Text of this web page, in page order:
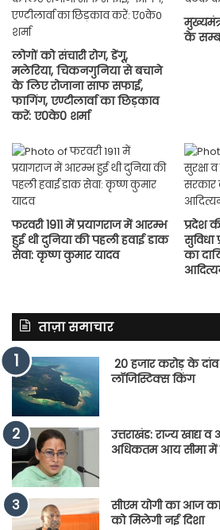
लोगों को संचारी रोग, डेंगू,
मलेरिया, चिकनगुनिया से बचाने
के लिए रोजाना साफ सफाई,
फागिंग, एण्टीलार्वा का छिड़काव
करें: ए0के0 शर्मा
के
फरवरी 1911 में प्रयागराज में आरम्भ
हुई थी दुनिया की पहली हवाई डाक
सेवा: कृष्ण कुमार यादव
प्रदेश
सुविधा
का
ताज़ा समाचार
20 हजार करोड़ के
लॉजिस्टिक्स किंग
उत्तराखंड: राज्य खाद्य
अधिकतम आय सीमा में
सीएम योगी का आज
को मिलेगी नई दिशा